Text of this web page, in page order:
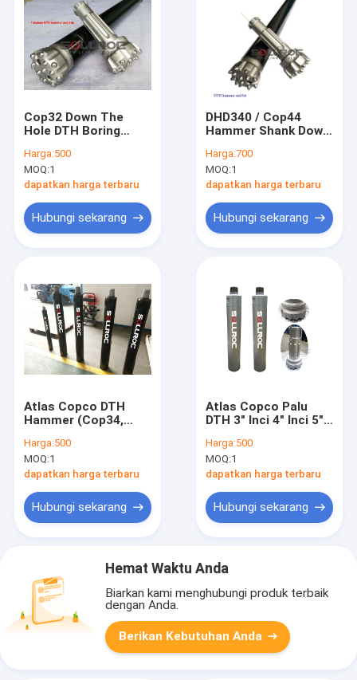
Cop32 Down The
Hole DTH Boring
Waterwell / Blasting
Drilling
Harga:500
MOQ:1
dapatkan harga terbaru
Hubungi sekarang
DHD340 / Cop44
Hammer Shank Down
Harga:700
MOQ:1
dapatkan harga terbaru
Hubungi sekarang
Atlas Copco DTH
Hammer (Cop34,
Cop64, Cop84 palu)
Harga:500
MOQ:1
dapatkan harga terbaru
Hubungi sekarang
Atlas Copco Palu
DTH 3" Inci 4" Inci 5"
Inci 12" Inci
Harga:500
MOQ:1
dapatkan harga terbaru
Hubungi sekarang
Hemat Waktu Anda
Biarkan kami menghubungi produk terbaik
dengan Anda.
Berikan Kebutuhan Anda